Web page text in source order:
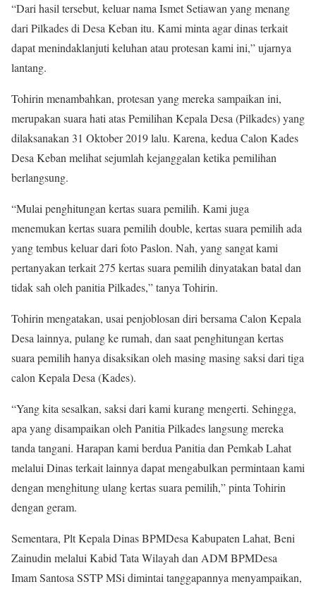
“Dari hasil tersebut, keluar nama Ismet Setiawan yang menang
dari Pilkades di Desa Keban itu. Kami minta agar dinas terkait
dapat menindaklanjuti keluhan atau protesan kami ini,” ujarnya
lantang.
Tohirin menambahkan, protesan yang mereka sampaikan ini,
merupakan suara hati atas Pemilihan Kepala Desa (Pilkades) yang
dilaksanakan 31 Oktober 2019 lalu. Karena, kedua Calon Kades
Desa Keban melihat sejumlah kejanggalan ketika pemilihan
berlangsung.
“Mulai penghitungan kertas suara pemilih. Kami juga
menemukan kertas suara pemilih double, kertas suara pemilih ada
yang tembus keluar dari foto Paslon. Nah, yang sangat kami
pertanyakan terkait 275 kertas suara pemilih dinyatakan batal dan
tidak sah oleh panitia Pilkades,” tanya Tohirin.
Tohirin mengatakan, usai penjoblosan diri bersama Calon Kepala
Desa lainnya, pulang ke rumah, dan saat penghitungan kertas
suara pemilih hanya disaksikan oleh masing masing saksi dari tiga
calon Kepala Desa (Kades).
“Yang kita sesalkan, saksi dari kami kurang mengerti. Sehingga,
apa yang disampaikan oleh Panitia Pilkades langsung mereka
tanda tangani. Harapan kami berdua Panitia dan Pemkab Lahat
melalui Dinas terkait lainnya dapat mengabulkan permintaan kami
dengan menghitung ulang kertas suara pemilih,” pinta Tohirin
dengan geram.
Sementara, Plt Kepala Dinas BPMDesa Kabupaten Lahat, Beni
Zainudin melalui Kabid Tata Wilayah dan ADM BPMDesa
Imam Santosa SSTP MSi dimintai tanggapannya menyampaikan,